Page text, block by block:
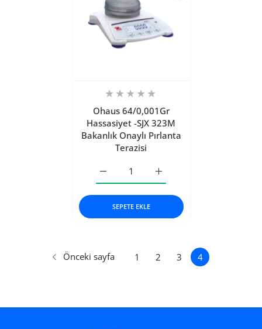
Ohaus 64/0,001Gr
Hassasiyet -SJX 323M
Bakanlık Onaylı Pırlanta
Terazisi
Ohaus 64/0,001Gr
Ohaus 64/0,001Gr Hassasiyet -SJX
SEPETE EKLE
Önceki sayfa 1 2 3 4